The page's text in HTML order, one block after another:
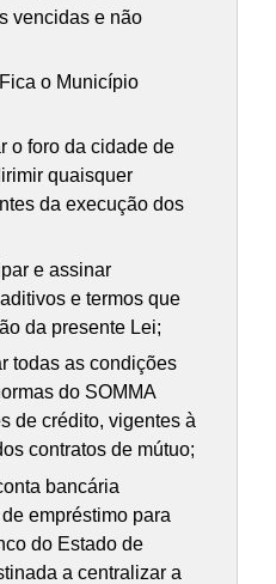
vencidas e não
o Município
o foro da cidade de
quaisquer
da execução dos
e assinar
e termos que
da presente Lei;
todas as condições
do SOMMA
de crédito, vigentes à
contratos de mútuo;
bancária
empréstimo para
do Estado de
a centralizar a